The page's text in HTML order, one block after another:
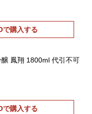
で購入する
鳳翔 1800ml 代引不可
で購入する